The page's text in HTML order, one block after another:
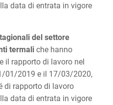
data di entrata in vigore
del settore
termaliche hanno
il rapporto di lavoro nel
01/2019 e il 17/03/2020,
di rapporto di lavoro
data di entrata in vigore